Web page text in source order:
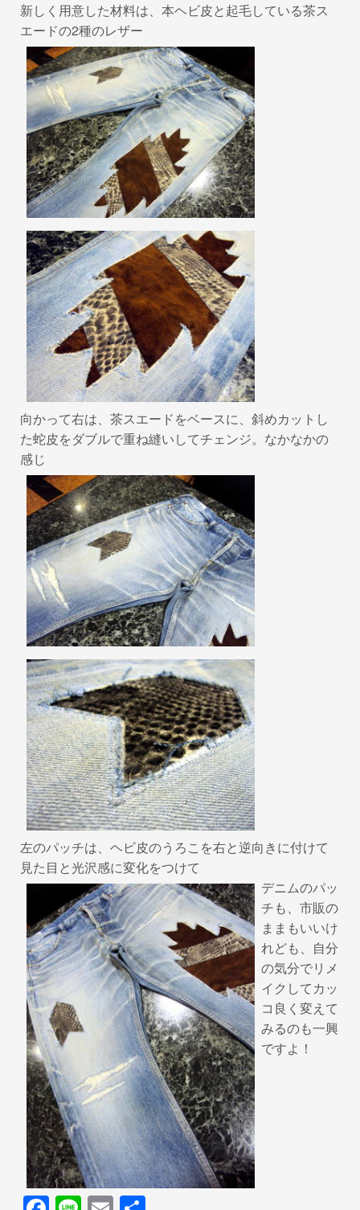
新しく用意した材料は、本ヘビ皮と起毛している茶ス
エードの2種のレザー
向かって右は、茶スエードをベースに、斜めカットし
た蛇皮をダブルで重ね縫いしてチェンジ。なかなかの
感じ
左のパッチは、ヘビ皮のうろこを右と逆向きに付けて
見た目と光沢感に変化をつけて
デニムのパッ
チも、市販の
ままもいいけ
れども、自分
の気分でリメ
イクしてカッ
コ良く変えて
みるのも一興
ですよ！